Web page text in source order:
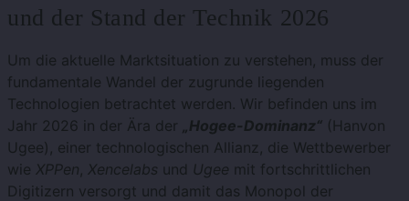
und der Stand der Technik 2026
Um die aktuelle Marktsituation zu verstehen, muss der
fundamentale Wandel der zugrunde liegenden
Technologien betrachtet werden. Wir befinden uns im
Jahr 2026 in der Ära der „Hogee-Dominanz“ (Hanvon
Ugee), einer technologischen Allianz, die Wettbewerber
wie XPPen, Xencelabs und Ugee mit fortschrittlichen
Digitizern versorgt und damit das Monopol der